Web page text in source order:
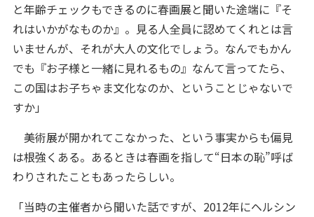
と年齢チェックもできるのに春画展と聞いた途端に『そ
れはいかがなものか』。見る人全員に認めてくれとは言
いませんが、それが大人の文化でしょう。なんでもかん
でも『お子様と一緒に見れるもの』なんて言ってたら、
この国はお子ちゃま文化なのか、ということじゃないで
すか」
美術展が開かれてこなかった、という事実からも偏見
は根強くある。あるときは春画を指して“日本の恥”呼ば
わりされたこともあったらしい。
「当時の主催者から聞いた話ですが、2012年にヘルシン